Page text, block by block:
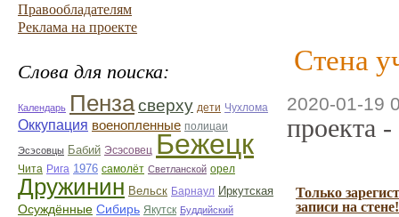
Правообладателям
Реклама на проекте
Слова для поиска:
Календарь Пензасверху дети Чухлома
Оккупация военопленные полицаи
Эсэсовцы Бабий Эсэсовец Бежецк
Чита Рига 1976 самолёт Светланской орел
Дружинин Вельск Барнаул Иркутская
Осуждённые Сибирь Якутск Буддийский
Стена
2020-01-19
проекта
Только
записи на стене!